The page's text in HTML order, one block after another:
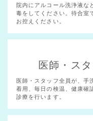
院内にアルコール洗浄液な
毒をしてください。待合室
お控えください。
医師・ス
医師・スタッフ全員が、手
着用、毎日の検温、健康確
診療を行います。